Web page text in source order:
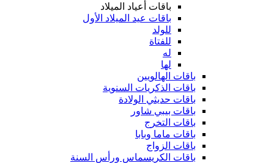
باقات أعياد الميلاد
باقات عيد الميلاد الأول
للولد
للفتاة
له
لها
باقات الهالويين
باقات الذكريات السنوية
باقات حديثي الولادة
باقات بيبي شاور
باقات التخرج
باقات ماما وبابا
باقات الزواج
باقات الكريسماس ورأس السنة